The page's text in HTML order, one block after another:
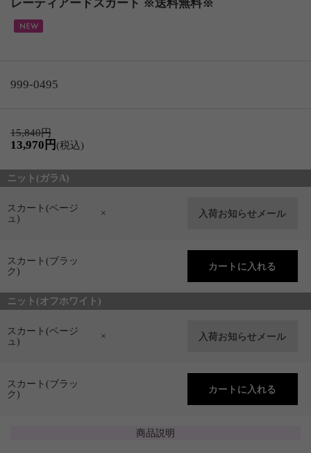
レーティアードスカート ※送料無料※
999-0495
15,840円
13,970円(税込)
ニット(ガラA)
スカート(ベージ
ュ)
×
スカート(ブラッ
ク)
ニット(オフホワイト)
スカート(ベージ
ュ)
×
スカート(ブラッ
ク)
商品説明